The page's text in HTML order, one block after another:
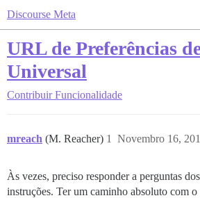
Discourse Meta
URL de Preferências
Universal
Contribuir Funcionalidade
mreach (M. Reacher) Novembro 16,
1
Às vezes, preciso responder a perguntas
instruções. Ter um caminho absoluto com